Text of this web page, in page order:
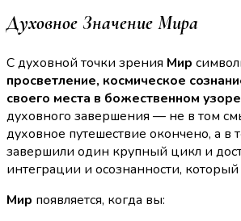
Духовное Значение Мира
С духовной точки зрения Мир
просветление, космическое
своего места в божественном узоре
духовного завершения — не в том
духовное путешествие окончено, а в
завершили один крупный цикл и
интеграции и осознанности, который
Мир появляется, когда вы: